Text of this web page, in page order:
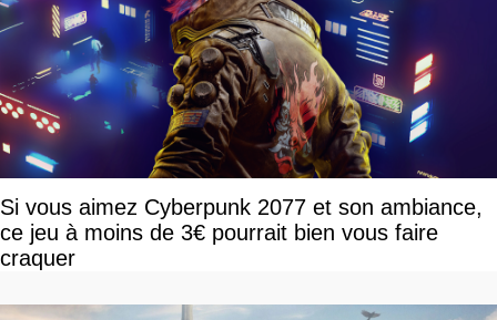
Si vous aimez Cyberpunk 2077 et son ambiance,
ce jeu à moins de 3€ pourrait bien vous faire
craquer